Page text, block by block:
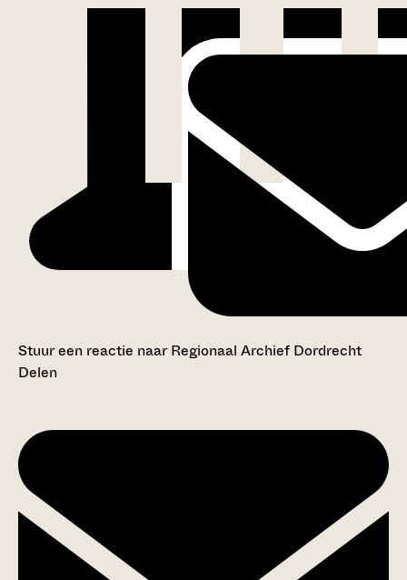
Stuur een reactie naar Regionaal Archief Dordrecht
Delen